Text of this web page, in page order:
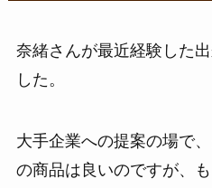
奈緒さんが最近経験した
した。
大手企業への提案の場で
の商品は良いのですが、